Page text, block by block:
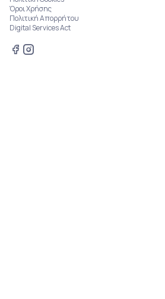
Όροι Χρήσης
Πολιτική Απορρήτου
Digital Services Act